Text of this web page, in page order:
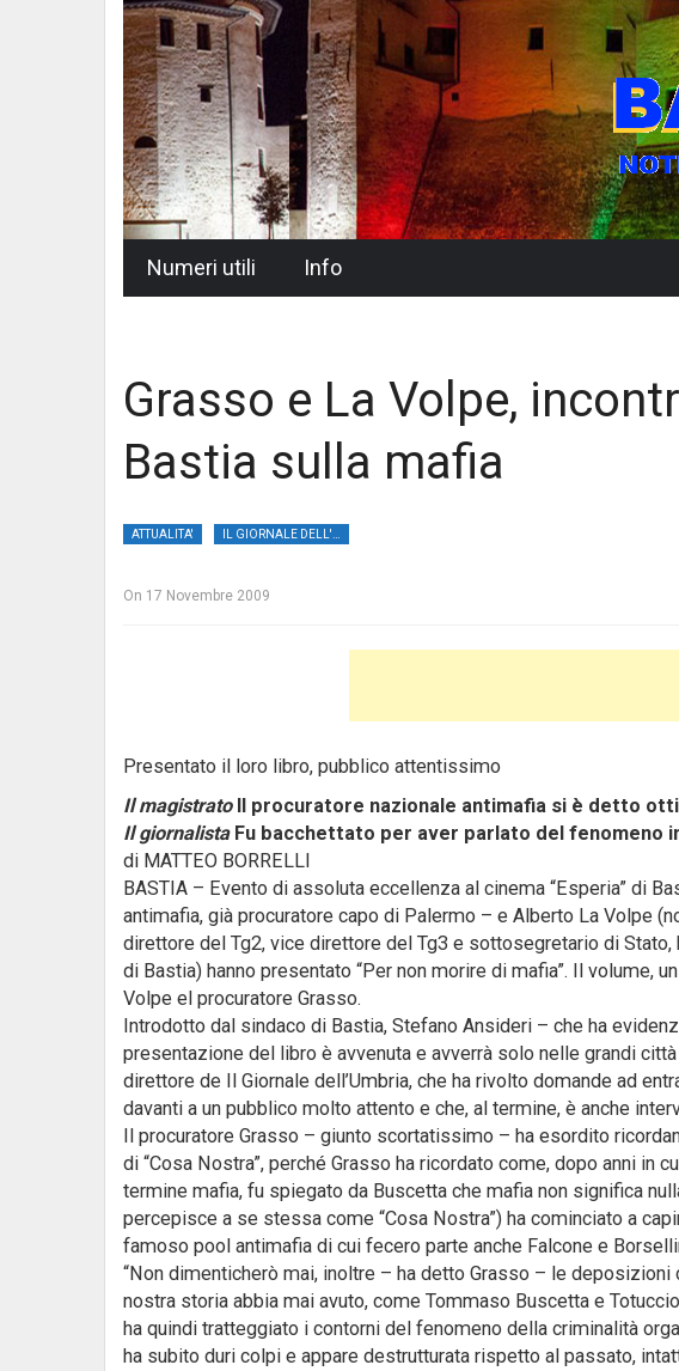
Numeri utili Info
Grasso e La Volpe,
Bastia sulla mafia
ATTUALITA'
On 17 Novembre 2009
Presentato il loro libro, pubblico attentissimo
Il magistratoIl procuratore nazionale antimafia si è detto
Il giornalistaFu bacchettato per aver parlato del fenomeno
di MATTEO BORRELLI
BASTIA – Evento di assoluta eccellenza al cinema “Esperia” di
antimafia, già procuratore capo di Palermo – e Alberto La Volpe
direttore del Tg2, vice direttore del Tg3 e sottosegretario di
di Bastia) hanno presentato “Per non morire di mafia”. Il volume,
Volpe el procuratore Grasso.
Introdotto dal sindaco di Bastia, Stefano Ansideri – che ha
presentazione del libro è avvenuta e avverrà solo nelle grandi
direttore de Il Giornale dell’Umbria, che ha rivolto domande ad
davanti a un pubblico molto attento e che, al termine, è anche
Il procuratore Grasso – giunto scortatissimo – ha esordito
di “Cosa Nostra”, perché Grasso ha ricordato come, dopo anni in
termine mafia, fu spiegato da Buscetta che mafia non significa
percepisce a se stessa come “Cosa Nostra”) ha cominciato a
famoso pool antimafia di cui fecero parte anche Falcone e
“Non dimenticherò mai, inoltre – ha detto Grasso – le
nostra storia abbia mai avuto, come Tommaso Buscetta e
ha quindi tratteggiato i contorni del fenomeno della criminalità
ha subito duri colpi e appare destrutturata rispetto al passato,